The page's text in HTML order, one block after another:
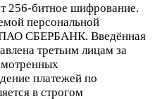
256-битное шифрование.
персональной
ПАО СБЕРБАНК. Введённая
третьим лицам за
платежей по
в строгом